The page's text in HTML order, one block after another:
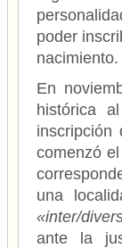
poder
nacimiento.
En
histórica
comenzó
una
«inter/
ante la